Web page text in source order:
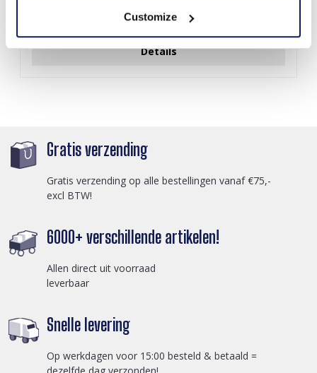
Customize
Login voor prijzen
Details
Gratis verzending
Gratis verzending op alle bestellingen vanaf €75,-
excl BTW!
6000+ verschillende artikelen!
Allen direct uit voorraad
leverbaar
Snelle levering
Op werkdagen voor 15:00 besteld & betaald =